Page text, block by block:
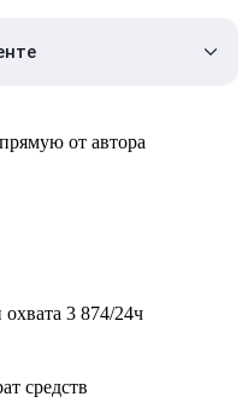
от автора
3 874/24ч
средств